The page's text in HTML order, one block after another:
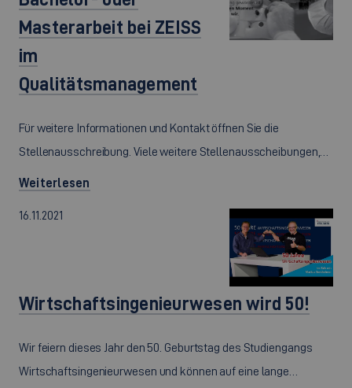
Masterarbeit bei ZEISS
im
Qualitätsmanagement
Für weitere Informationen und Kontakt öffnen Sie die
Stellenausschreibung. Viele weitere Stellenausscheibungen,…
Weiterlesen
16.11.2021
Wirtschaftsingenieurwesen wird 50!
Wir feiern dieses Jahr den 50. Geburtstag des Studiengangs
Wirtschaftsingenieurwesen und können auf eine lange…